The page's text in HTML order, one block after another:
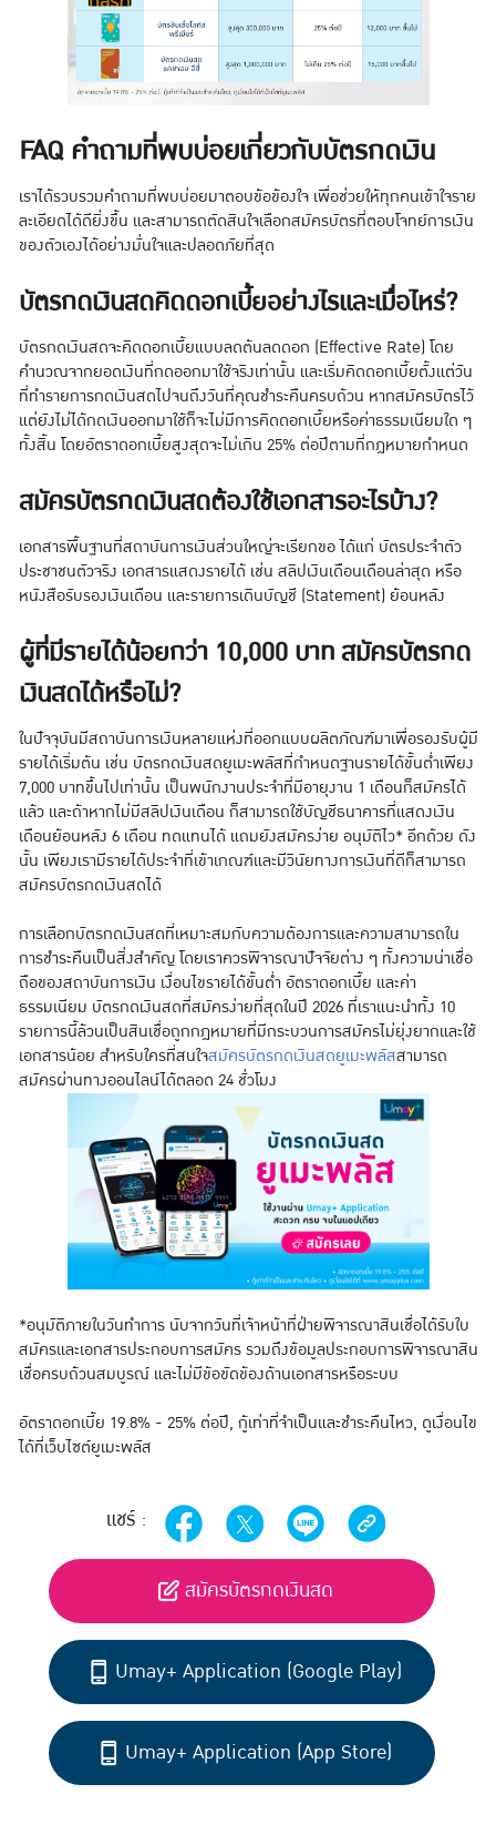
FAQ คำถามที่พบบ่อยเกี่ยวกับบัตรกดเงิน
เราได้รวบรวมคำถามที่พบบ่อยมาตอบข้อข้องใจ เพื่อช่วยให้ทุกคนเข้าใจราย
ละเอียดได้ดียิ่งขึ้น และสามารถตัดสินใจเลือกสมัครบัตรที่ตอบโจทย์การเงิน
ของตัวเองได้อย่างมั่นใจและปลอดภัยที่สุด
บัตรกดเงินสดคิดดอกเบี้ยอย่างไรและเมื่อไหร่?
บัตรกดเงินสดจะคิดดอกเบี้ยแบบลดต้นลดดอก (Effective Rate) โดย
คำนวณจากยอดเงินที่กดออกมาใช้จริงเท่านั้น และเริ่มคิดดอกเบี้ยตั้งแต่วัน
ที่ทำรายการกดเงินสดไปจนถึงวันที่คุณชำระคืนครบถ้วน หากสมัครบัตรไว้
แต่ยังไม่ได้กดเงินออกมาใช้ก็จะไม่มีการคิดดอกเบี้ยหรือค่าธรรมเนียมใด ๆ
ทั้งสิ้น โดยอัตราดอกเบี้ยสูงสุดจะไม่เกิน 25% ต่อปีตามที่กฎหมายกำหนด
สมัครบัตรกดเงินสดต้องใช้เอกสารอะไรบ้าง?
เอกสารพื้นฐานที่สถาบันการเงินส่วนใหญ่จะเรียกขอ ได้แก่ บัตรประจำตัว
ประชาชนตัวจริง เอกสารแสดงรายได้ เช่น สลิปเงินเดือนเดือนล่าสุด หรือ
หนังสือรับรองเงินเดือน และรายการเดินบัญชี (Statement) ย้อนหลัง
ผู้ที่มีรายได้น้อยกว่า 10,000 บาท สมัครบัตรกด
เงินสดได้หรือไม่?
ในปัจจุบันมีสถาบันการเงินหลายแห่งที่ออกแบบผลิตภัณฑ์มาเพื่อรองรับผู้มี
รายได้เริ่มต้น เช่น บัตรกดเงินสดยูเมะพลัสที่กำหนดฐานรายได้ขั้นต่ำเพียง
7,000 บาทขึ้นไปเท่านั้น เป็นพนักงานประจำที่มีอายุงาน 1 เดือนก็สมัครได้
แล้ว และถ้าหากไม่มีสลิปเงินเดือน ก็สามารถใช้บัญชีธนาคารที่แสดงเงิน
เดือนย้อนหลัง 6 เดือน ทดแทนได้ แถมยังสมัครง่าย อนุมัติไว* อีกด้วย ดัง
นั้น เพียงเรามีรายได้ประจำที่เข้าเกณฑ์และมีวินัยทางการเงินที่ดีก็สามารถ
สมัครบัตรกดเงินสดได้
การเลือกบัตรกดเงินสดที่เหมาะสมกับความต้องการและความสามารถใน
การชำระคืนเป็นสิ่งสำคัญ โดยเราควรพิจารณาปัจจัยต่าง ๆ ทั้งความน่าเชื่อ
ถือของสถาบันการเงิน เงื่อนไขรายได้ขั้นต่ำ อัตราดอกเบี้ย และค่า
ธรรมเนียม บัตรกดเงินสดที่สมัครง่ายที่สุดในปี 2026 ที่เราแนะนำทั้ง 10
รายการนี้ล้วนเป็นสินเชื่อถูกกฎหมายที่มีกระบวนการสมัครไม่ยุ่งยากและใช้
เอกสารน้อย สำหรับใครที่สนใจสมัครบัตรกดเงินสดยูเมะพลัสสามารถ
สมัครผ่านทางออนไลน์ได้ตลอด 24 ชั่วโมง
*อนุมัติภายในวันทำการ นับจากวันที่เจ้าหน้าที่ฝ่ายพิจารณาสินเชื่อได้รับใบ
สมัครและเอกสารประกอบการสมัคร รวมถึงข้อมูลประกอบการพิจารณาสิน
เชื่อครบถ้วนสมบูรณ์ และไม่มีข้อขัดข้องด้านเอกสารหรือระบบ
อัตราดอกเบี้ย 19.8% - 25% ต่อปี, กู้เท่าที่จำเป็นและชำระคืนไหว, ดูเงื่อนไข
ได้ที่เว็บไซต์ยูเมะพลัส
แชร์ :
สมัครบัตรกดเงินสด
Umay+ Application (Google Play)
Umay+ Application (App Store)